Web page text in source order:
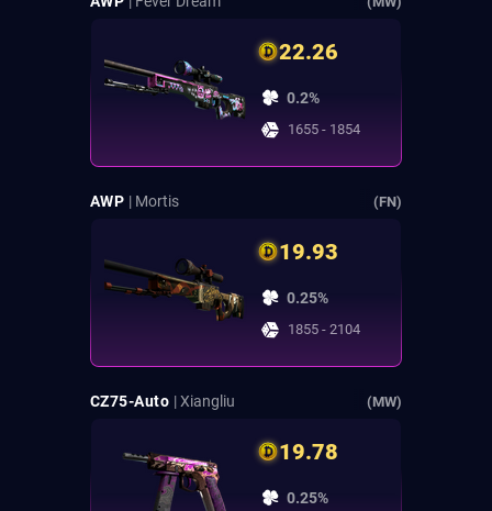
22.26
0.2%
1655 - 1854
AWP | Mortis (FN)
19.93
0.25%
1855 - 2104
CZ75-Auto | Xiangliu (MW)
19.78
0.25%